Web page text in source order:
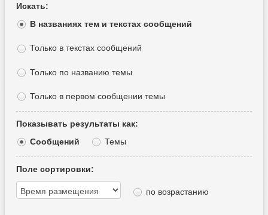
Искать:
В названиях тем и текстах сообщений
Только в текстах сообщений
Только по названию темы
Только в первом сообщении темы
Показывать результаты как:
Сообщений
Темы
Поле сортировки:
по возрастанию